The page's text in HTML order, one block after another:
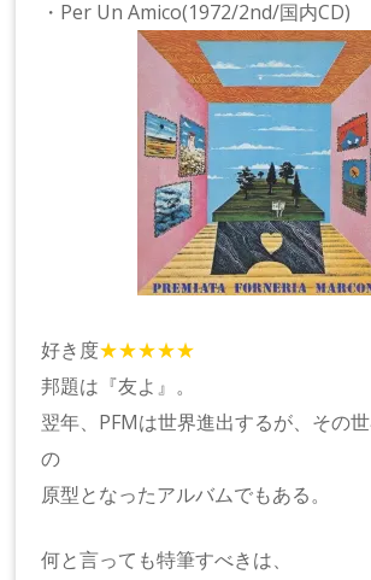
・Per Un Amico(1972/2nd/国内CD)
好き度★★★★★
邦題は『友よ』。
翌年、PFMは世界進出するが、その
の
原型となったアルバムでもある。
何と言っても特筆すべきは、